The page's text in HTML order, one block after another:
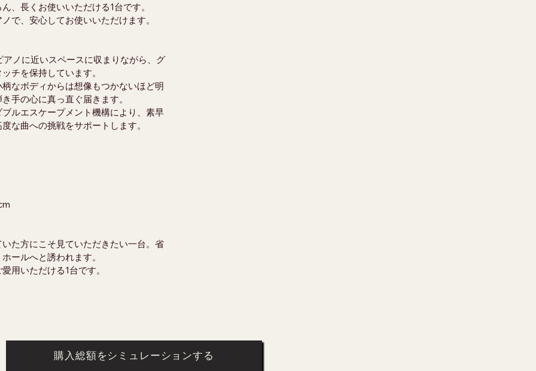
、長くお使いいただける1台です。
で、安心してお使いいただけます。
ノに近いスペースに収まりながら、グ
チを保持しています。
なボディからは想像もつかないほど明
手の心に真っ直ぐ届きます。
ルエスケープメント機構により、素早
な曲への挑戦をサポートします。
た方にこそ見ていただきたい一台。省
ールへと誘われます。
用いただける1台です。
購入総額をシミュレーションする